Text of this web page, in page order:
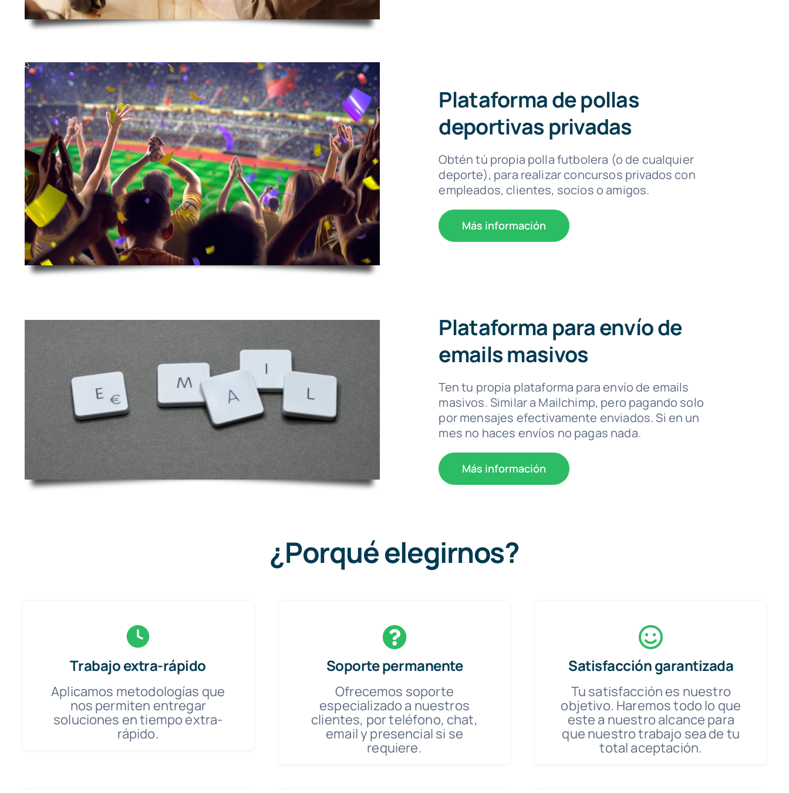
Plataforma de pollas
deportivas privadas
Obtén tú propia polla futbolera (o de cualquier
deporte), para realizar concursos privados con
empleados, clientes, socios o amigos.
Más información
Plataforma para envío de
emails masivos
Ten tu propia plataforma para envío de emails
masivos. Similar a Mailchimp, pero pagando solo
por mensajes efectivamente enviados. Si en un
mes no haces envíos no pagas nada.
Más información
¿Porqué elegirnos?
Trabajo extra-rápido
Aplicamos metodologías que
nos permiten entregar
soluciones en tiempo extra-
rápido.
Soporte permanente
Ofrecemos soporte
especializado a nuestros
clientes, por teléfono, chat,
email y presencial si se
requiere.
Satisfacción garantizada
Tu satisfacción es nuestro
objetivo. Haremos todo lo que
este a nuestro alcance para
que nuestro trabajo sea de tu
total aceptación.